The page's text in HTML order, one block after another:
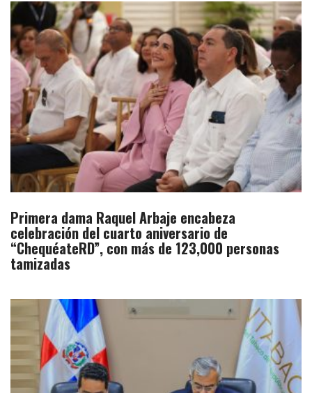
Primera dama Raquel Arbaje encabeza
celebración del cuarto aniversario de
“ChequéateRD”, con más de 123,000 personas
tamizadas